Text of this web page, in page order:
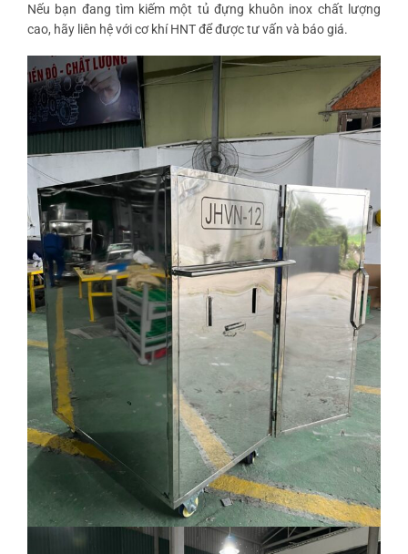
Nếu bạn đang tìm kiếm một tủ đựng khuôn inox chất lượng
cao, hãy liên hệ với cơ khí HNT để được tư vấn và báo giá.